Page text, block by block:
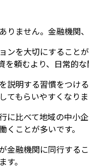
りません。金融機関
ンを大切にすること
を頼むより、日常的
説明する習慣をつけ
てもらいやすくなり
に比べて地域の中小
ことが多いです。
金融機関に同行する
。